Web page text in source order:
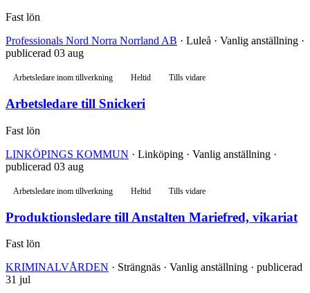
Fast lön
Professionals Nord Norra Norrland AB · Luleå · Vanlig anställning ·
publicerad 03 aug
Arbetsledare inom tillverkning Heltid Tills vidare
Arbetsledare till Snickeri
Fast lön
LINKÖPINGS KOMMUN · Linköping · Vanlig anställning ·
publicerad 03 aug
Arbetsledare inom tillverkning Heltid Tills vidare
Produktionsledare till Anstalten Mariefred, vikariat
Fast lön
KRIMINALVÅRDEN · Strängnäs · Vanlig anställning · publicerad
31 jul